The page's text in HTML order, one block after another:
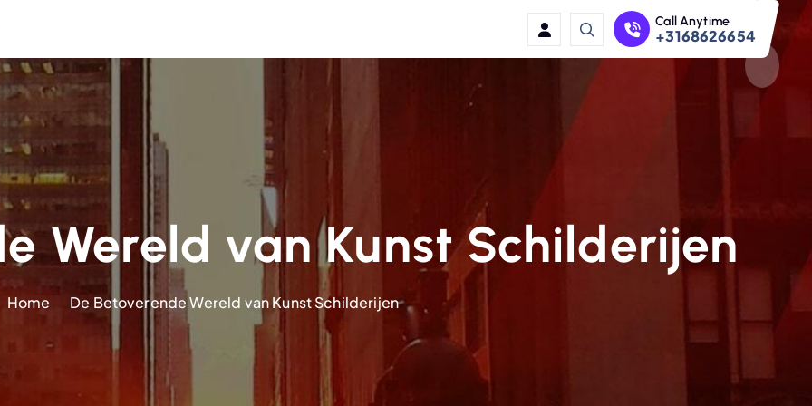
Call Anytime
+3168626654
Wereld van Kunst Schilderijen
Home De Betoverende Wereld van Kunst Schilderijen